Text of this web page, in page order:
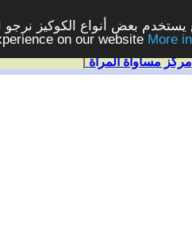
بعض أنواع الكوكيز
on our website
| مركز مساواة المرأة